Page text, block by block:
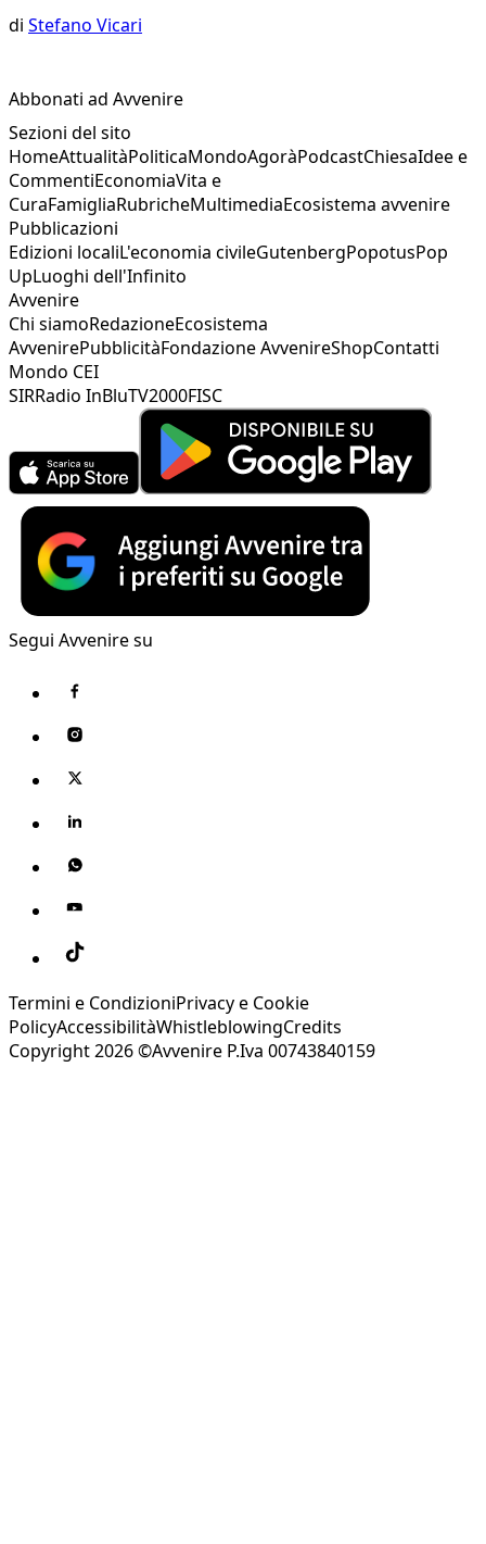
di Stefano Vicari
Abbonati ad Avvenire
Sezioni del sito
HomeAttualitàPoliticaMondoAgoràPodcastChiesaIdee e
CommentiEconomiaVita e
CuraFamigliaRubricheMultimediaEcosistema avvenire
Pubblicazioni
Edizioni localiL'economia civileGutenbergPopotusPop
UpLuoghi dell'Infinito
Avvenire
Chi siamoRedazioneEcosistema
AvvenirePubblicitàFondazione AvvenireShopContatti
Mondo CEI
SIRRadio InBluTV2000FISC
Segui Avvenire su
Termini e CondizioniPrivacy e Cookie
PolicyAccessibilitàWhistleblowingCredits
Copyright 2026 ©Avvenire P.Iva 00743840159